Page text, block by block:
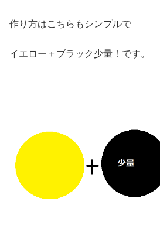
作り方はこちらもシンプルで
イエロー＋ブラック少量！です。